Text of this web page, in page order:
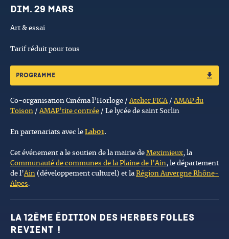
La 12ème édition des Herbes Folles
revient !
dim. 29 mars
Art & essai
Tarif réduit pour tous
PROGRAMME
Co-organisation Cinéma l’Horloge /Atelier FICA/AMAP du
Toison /AMAP’tite contrée / Le lycée de saint Sorlin
En partenariats avec le Lab01.
Cet événement a le soutien de la mairie de Meximieux, la
Communauté de communes de la Plaine de l’Ain, le département
de l’Ain (développement culturel) et la Région Auvergne Rhône-
Alpes.